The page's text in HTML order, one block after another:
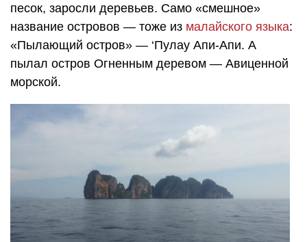
песок, заросли деревьев. Само «смешное»
название островов — тоже из малайского языка:
«Пылающий остров» — ‘Пулау Апи-Апи. А
пылал остров Огненным деревом — Авиценной
морской.